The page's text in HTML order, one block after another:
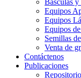
Básculas y
Equipos
Equipos
Equipos
Semillas
Venta de
Contáctenos
Publicaciones
Repositorio